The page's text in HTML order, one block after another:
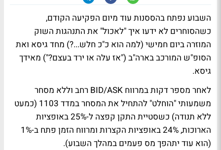
השבוע נפתח בהססנות עוד מיום הפקיעה הקודם,
כשהסוחרים לא ידעו איך "לאכול" את התנהגות השוק
המוזרה ביום חמישי (למה הוא כ"כ חלש...?) מחד גיסא ואת
הסופ"ש המורכב בארה"ב ("אז עלה או ירד בעצם?") מאידך
גיסא.
לאחר מספר דקות במרווח BID/ASK רחב וללא מסחר
משמעותי "הוחלט" להתחיל את המסחר במדד 1103 (כמעט
ללא תנודה) כשסטיית התקן קפצה ל-25% באופציות
הארוכות, 24% באופציות הקצרות ומרווח הזמן פתח ב-1%
(הוא עוד יתהפך מס פעמים במהלך השבוע).